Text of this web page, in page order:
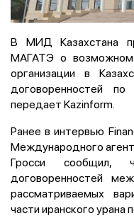
В МИД Казахстана
МАГАТЭ о возможном
организации в
договоренностей
передает Kazinform.
Ранее в интервью
Международного
Гросси сообщил,
договоренностей
рассматриваемых
части иранского урана